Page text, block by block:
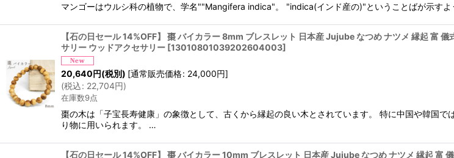
マンゴーはウルシ科の植物で、学名""Mangifera indica"。 "indica(インド産の)"ということばが示す
【石の日セール 14%OFF】 棗 バイカラー 8mm ブレスレット 日本産 Jujube なつめ ナツメ 縁起 富
サリー ウッドアクセサリー [13010801039202604003]
20,640円(税別) [通常販売価格: 24,000円]
(税込: 22,704円)
在庫数9点
棗の木は「子宝長寿健康」の象徴として、古くから縁起の良い木とされています。 特に中国や韓国
り物に用いられます。 …
【石の日セール 14%OFF】 棗 バイカラー 10mm ブレスレット 日本産 Jujube なつめ ナツメ 縁起 富